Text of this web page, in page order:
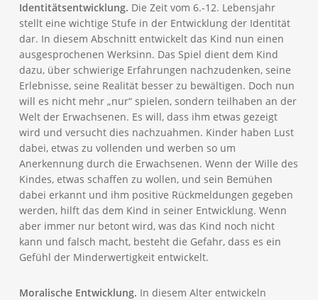
Identitätsentwicklung. Die Zeit vom 6.-12. Lebensjahr
stellt eine wichtige Stufe in der Entwicklung der Identität
dar. In diesem Abschnitt entwickelt das Kind nun einen
ausgesprochenen Werksinn. Das Spiel dient dem Kind
dazu, über schwierige Erfahrungen nachzudenken, seine
Erlebnisse, seine Realität besser zu bewältigen. Doch nun
will es nicht mehr „nur“ spielen, sondern teilhaben an der
Welt der Erwachsenen. Es will, dass ihm etwas gezeigt
wird und versucht dies nachzuahmen. Kinder haben Lust
dabei, etwas zu vollenden und werben so um
Anerkennung durch die Erwachsenen. Wenn der Wille des
Kindes, etwas schaffen zu wollen, und sein Bemühen
dabei erkannt und ihm positive Rückmeldungen gegeben
werden, hilft das dem Kind in seiner Entwicklung. Wenn
aber immer nur betont wird, was das Kind noch nicht
kann und falsch macht, besteht die Gefahr, dass es ein
Gefühl der Minderwertigkeit entwickelt.
Moralische Entwicklung. In diesem Alter entwickeln